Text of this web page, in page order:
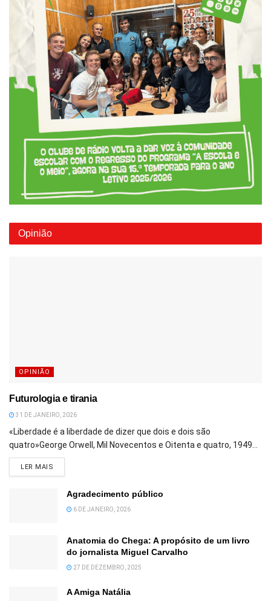
Opinião
OPINIÃO
Futurologia e tirania
31 DE JANEIRO, 2026
«Liberdade é a liberdade de dizer que dois e dois são
quatro»George Orwell, Mil Novecentos e Oitenta e quatro, 1949...
LER MAIS
Agradecimento público
6 DE JANEIRO, 2026
Anatomia do Chega: A propósito de um livro
do jornalista Miguel Carvalho
27 DE DEZEMBRO, 2025
A Amiga Natália